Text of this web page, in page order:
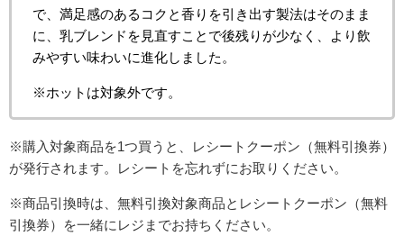
で、満足感のあるコクと香りを引き出す製法はそのまま
に、乳ブレンドを見直すことで後残りが少なく、より飲
みやすい味わいに進化しました。
※ホットは対象外です。
※購入対象商品を1つ買うと、レシートクーポン（無料引換券）
が発行されます。レシートを忘れずにお取りください。
※商品引換時は、無料引換対象商品とレシートクーポン（無料
引換券）を一緒にレジまでお持ちください。